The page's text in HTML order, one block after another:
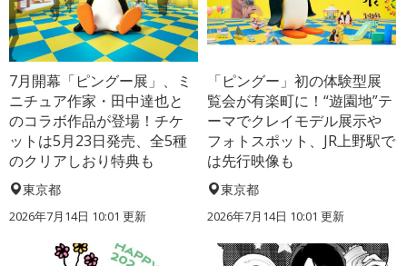
7月開幕「ピングー展」、ミ
ニチュア作家・田中達也と
のコラボ作品が登場！チケ
ットは5月23日発売、全5種
のクリアしおり特典も
東京都
2026年7月14日 10:01 更新
「ピングー」初の体験型展
覧会が有楽町に！“遊園地”テ
ーマでクレイモデル展示や
フォトスポット、JR上野駅で
は先行映像も
東京都
2026年7月14日 10:01 更新